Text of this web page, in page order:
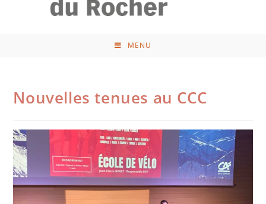
MENU
Nouvelles tenues au CCC